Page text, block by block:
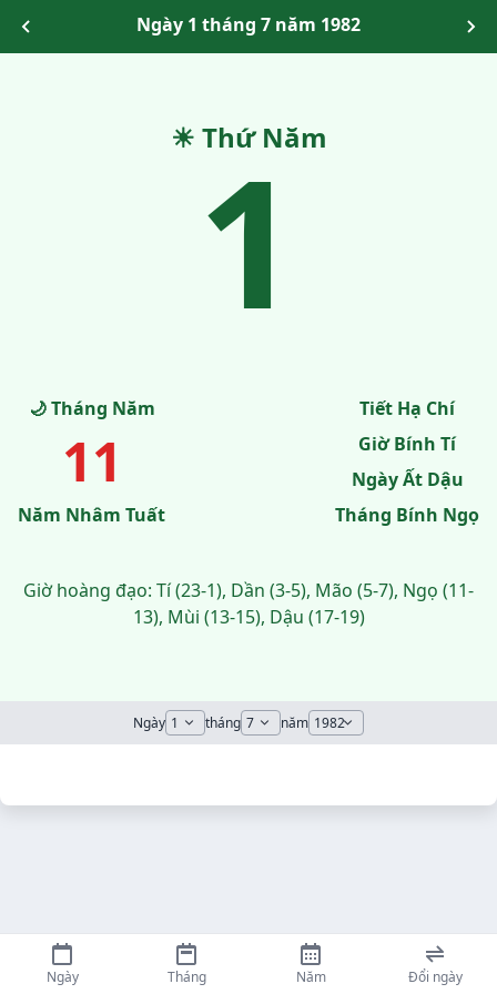
Ngày 1 tháng 7 năm 1982
☀ Thứ Năm
1
🌙 Tháng Năm
11
Năm Nhâm Tuất
Tiết Hạ Chí
Giờ Bính Tí
Ngày Ất Dậu
Tháng Bính Ngọ
Giờ hoàng đạo: Tí (23-1), Dần (3-5), Mão (5-7), Ngọ (11-
13), Mùi (13-15), Dậu (17-19)
Ngày tháng năm
Ngày Tháng Năm Đổi ngày